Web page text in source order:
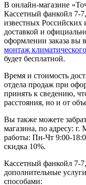
В онлайн-магазине
Кассетный фанкойл 7-
известных Российских
доставкой и
оформлении заказа вы
монтаж
будет бесплатной.
Время и стоимость
отдела продаж при
принять к сведению,
расстояния, но и от
Вы также можете
магазина, по адресу:
работы: Пн-Чт 9:00-
скидка 10%.
Кассетный фанкойл 7-
дополнительные
способами: